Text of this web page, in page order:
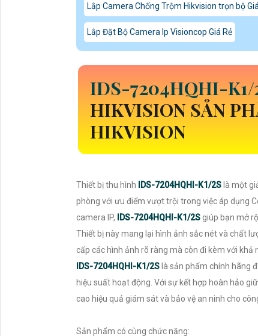
Lắp Camera Chống Trộm Hikvision trọn bộ
Lắp Đặt Bộ Camera Ip Visioncop Giá Rẻ
IDS-7204HQHI-K1/
HIKVISION SẢN
HIKVISION
Thiết bị thu hình IDS-7204HQHI-K1/2S là một
phòng với ưu điểm vượt trội trong việc áp dụng
camera IP,
IDS-7204HQHI-K1/2S giúp bạn mở
Thiết bị này mang lại hình ảnh sắc nét và chất
cấp các hình ảnh rõ ràng mà còn đi kèm với khả
IDS-7204HQHI-K1/2S là sản phẩm chính hãng
hiệu suất hoạt động. Với sự kết hợp hoàn hảo
cao hiệu quả giám sát và bảo vệ an ninh cho
Sản phẩm có cùng chức năng: